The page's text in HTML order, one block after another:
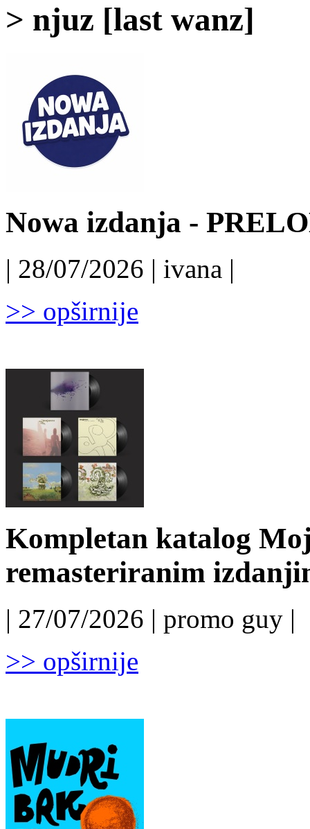
> njuz [last wanz]
Nowa izdanja -
| 28/07/2026 | ivana |
>> opširnije
Kompletan katalog
remasteriranim
| 27/07/2026 | promo guy |
>> opširnije